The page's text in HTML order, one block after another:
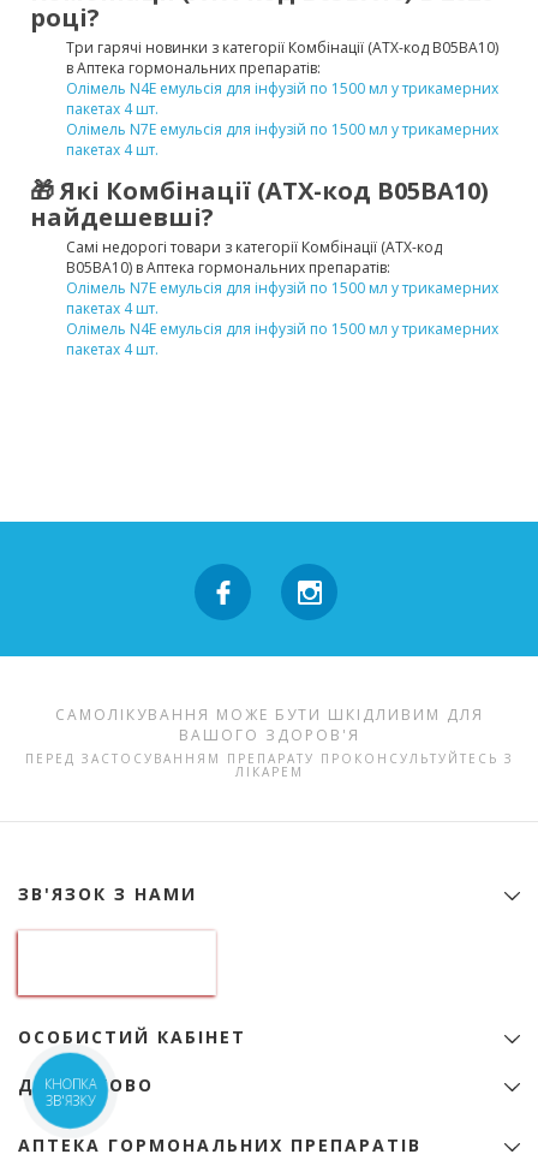
році?
Три гарячі новинки з категорії Комбінації (ATX-код B05BA10)
в Аптека гормональних препаратів:
Олімель N4E емульсія для інфузій по 1500 мл у трикамерних
пакетах 4 шт.
Олімель N7E емульсія для інфузій по 1500 мл у трикамерних
пакетах 4 шт.
🎁 Які Комбінації (ATX-код B05BA10)
найдешевші?
Самі недорогі товари з категорії Комбінації (ATX-код
B05BA10) в Аптека гормональних препаратів:
Олімель N7E емульсія для інфузій по 1500 мл у трикамерних
пакетах 4 шт.
Олімель N4E емульсія для інфузій по 1500 мл у трикамерних
пакетах 4 шт.
САМОЛІКУВАННЯ МОЖЕ БУТИ ШКІДЛИВИМ ДЛЯ
ВАШОГО ЗДОРОВ'Я
ПЕРЕД ЗАСТОСУВАННЯМ ПРЕПАРАТУ ПРОКОНСУЛЬТУЙТЕСЬ З
ЛІКАРЕМ
ЗВ'ЯЗОК З НАМИ
Контактна інформація
б-р Лесі Українки, 9
+38 (068) 345-01-31
zakaz@e-apteka.com.ua
Мережа аптек на мапі
ОСОБИСТИЙ КАБІНЕТ
Особистий Кабінет
Закладки
Програма лояльності
ДОДАТКОВО
Товари зі знижкою
Акції
АПТЕКА ГОРМОНАЛЬНИХ ПРЕПАРАТІВ
КНОПКА
ЗВ'ЯЗКУ